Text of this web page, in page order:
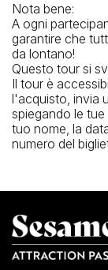
Nota bene:
A ogni
garantire che
da lontano!
Questo tour si
Il tour è
l'acquisto, invia
spiegando le
tuo nome, la
numero del